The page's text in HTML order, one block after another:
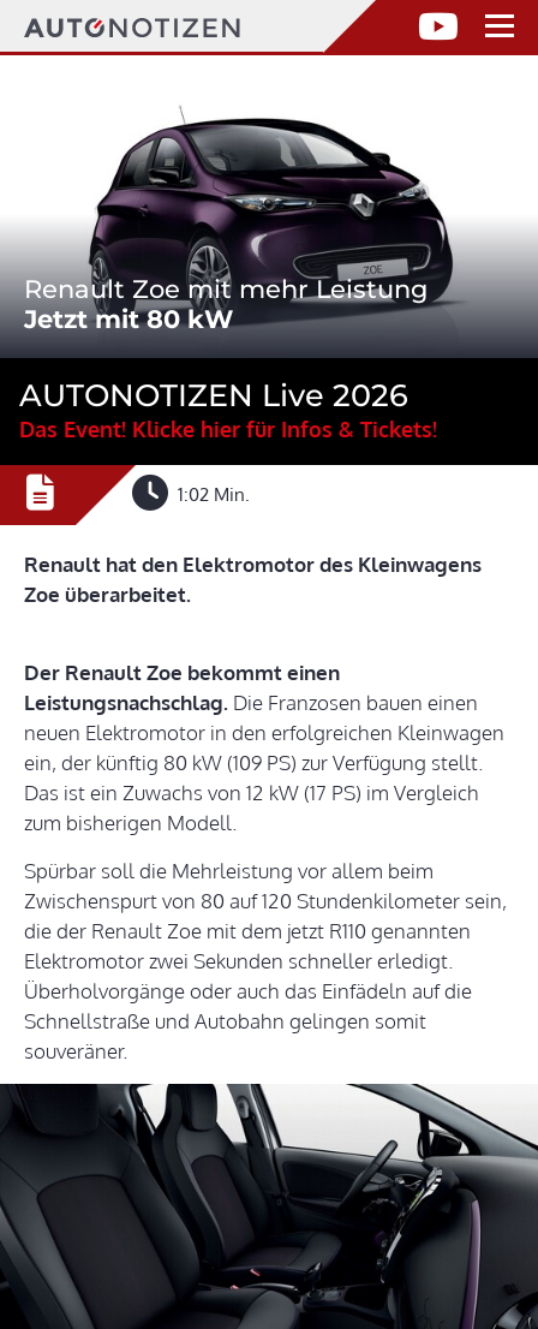
Renault Zoe mit mehr Leistung
Jetzt mit 80 kW
AUTONOTIZEN Live 2026
Das Event! Klicke hier für Infos & Tickets!
1:02 Min.
Renault hat den Elektromotor des Kleinwagens
Zoe überarbeitet.
Der Renault Zoe bekommt einen
Leistungsnachschlag. Die Franzosen bauen einen
neuen Elektromotor in den erfolgreichen Kleinwagen
ein, der künftig 80 kW (109 PS) zur Verfügung stellt.
Das ist ein Zuwachs von 12 kW (17 PS) im Vergleich
zum bisherigen Modell.
Spürbar soll die Mehrleistung vor allem beim
Zwischenspurt von 80 auf 120 Stundenkilometer sein,
die der Renault Zoe mit dem jetzt R110 genannten
Elektromotor zwei Sekunden schneller erledigt.
Überholvorgänge oder auch das Einfädeln auf die
Schnellstraße und Autobahn gelingen somit
souveräner.